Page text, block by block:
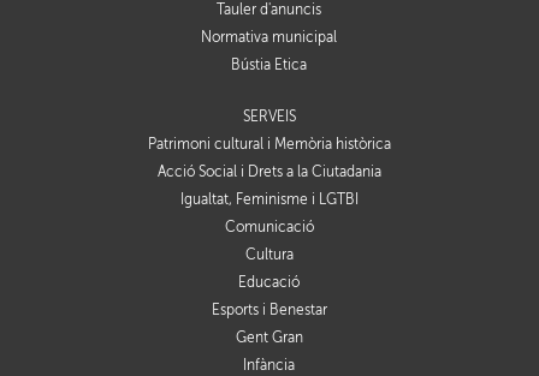
Tauler d'anuncis
Normativa municipal
Bústia Ètica
SERVEIS
Patrimoni cultural i Memòria històrica
Acció Social i Drets a la Ciutadania
Igualtat, Feminisme i LGTBI
Comunicació
Cultura
Educació
Esports i Benestar
Gent Gran
Infància